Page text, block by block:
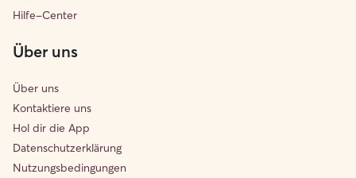
Hilfe-Center
Über uns
Über uns
Kontaktiere uns
Hol dir die App
Datenschutzerklärung
Nutzungsbedingungen